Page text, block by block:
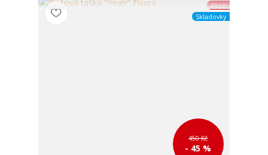
Akce
Skladovky
450 Kč
- 45 %